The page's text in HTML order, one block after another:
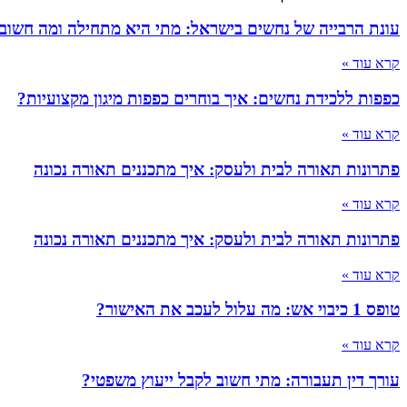
עונת הרבייה של נחשים בישראל: מתי היא מתחילה ומה
קרא עוד »
כפפות ללכידת נחשים: איך בוחרים כפפות מיגון מקצועיות?
קרא עוד »
פתרונות תאורה לבית ולעסק: איך מתכננים תאורה נכונה
קרא עוד »
פתרונות תאורה לבית ולעסק: איך מתכננים תאורה נכונה
קרא עוד »
טופס 1 כיבוי אש: מה עלול לעכב את האישור?
קרא עוד »
עורך דין תעבורה: מתי חשוב לקבל ייעוץ משפטי?